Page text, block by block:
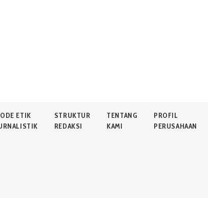
ETIK
STRUKTUR
REDAKSI
TENTANG
KAMI
PROFIL
PERUSAHAAN